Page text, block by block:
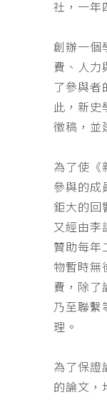
社，一年
創辦一個
費、人力
了參與者
此，新史
徵稿，並
為了使《
參與的成
鉅大的回
又經由李
贊助每年
物暫時無
費，除了
乃至聯繫
理。
為了保證
的論文，